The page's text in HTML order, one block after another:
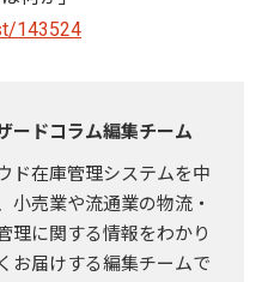
143524
ードコラム編集チーム
ド在庫管理システムを中
小売業や流通業の物流・
理に関する情報をわかり
お届けする編集チームで